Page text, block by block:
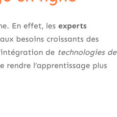
En effet, les experts
besoins croissants des
de technologies de
l’apprentissage plus